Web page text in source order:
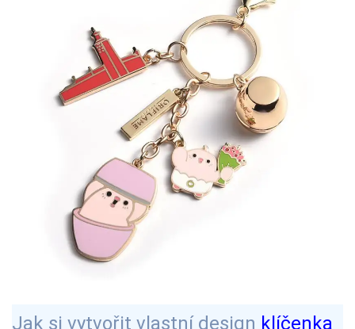
Jak si vytvořit vlastní design klíčenka